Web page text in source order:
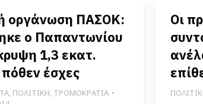
οργάνωση ΠΑΣΟΚ:
ο Παπαντωνίου
1,3 εκατ.
έσχες
, ΠΟΛΙΤΙΚΗ, ΤΡΟΜΟΚΡΑΤΙΑ
Οι